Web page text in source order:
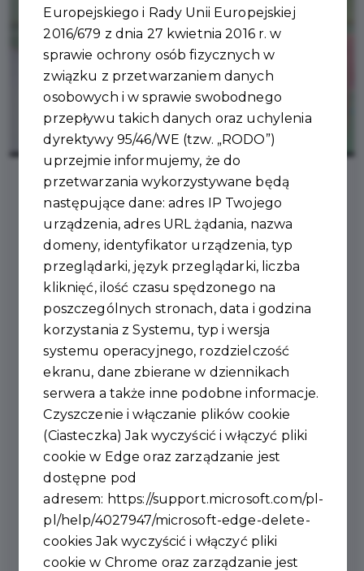
2025-04-25
SZKOŁA PODSTAWOWA
W UJEŹDZIE MISTRZEM
POWIATU W
MINIKOSZYKÓWCE 3×3
DZIEWCZĄT!
Europejskiego i Rady Unii Europejskiej
2016/679 z dnia 27 kwietnia 2016 r. w
sprawie ochrony osób fizycznych w
związku z przetwarzaniem danych
osobowych i w sprawie swobodnego
przepływu takich danych oraz uchylenia
dyrektywy 95/46/WE (tzw. „RODO”)
uprzejmie informujemy, że do
przetwarzania wykorzystywane będą
następujące dane: adres IP Twojego
urządzenia, adres URL żądania, nazwa
domeny, identyfikator urządzenia, typ
przeglądarki, język przeglądarki, liczba
kliknięć, ilość czasu spędzonego na
poszczególnych stronach, data i godzina
korzystania z Systemu, typ i wersja
systemu operacyjnego, rozdzielczość
ekranu, dane zbierane w dziennikach
serwera a także inne podobne informacje.
Czyszczenie i włączanie plików cookie
(Ciasteczka) Jak wyczyścić i włączyć pliki
cookie w Edge oraz zarządzanie jest
dostępne pod
adresem: https://support.microsoft.com/pl-
pl/help/4027947/microsoft-edge-delete-
cookies Jak wyczyścić i włączyć pliki
cookie w Chrome oraz zarządzanie jest